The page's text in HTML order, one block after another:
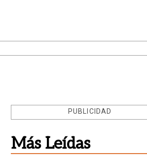
PUBLICIDAD
Más Leídas